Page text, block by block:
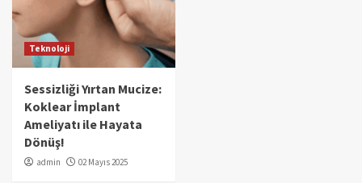
Teknoloji
Sessizliği Yırtan Mucize:
Koklear İmplant
Ameliyatı ile Hayata
Dönüş!
admin 02 Mayıs 2025